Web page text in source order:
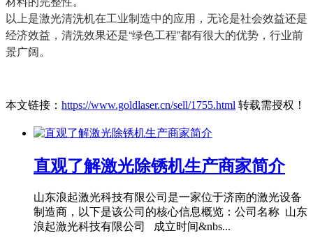
以上是激光清洗机在工业制造中的应用，无论是社会效益还是
经济效益，清洗效果还是“绿色工程”都有很大的优势，行业前
景广阔。
本文链接： https://www.goldlaser.cn/sell/1755.html 转载需授权！
直观了解激光除锈机生产商家简介
山东浪起激光科技有限公司是一家位于济南的激光设备
制造商，以下是该公司的核心信息概览：公司名称 山东
浪起激光科技有限公司 成立时间&nbs...